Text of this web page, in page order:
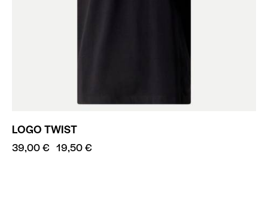
LOGO TWIST
39,00€ 19,50€